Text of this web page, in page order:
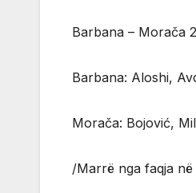
Barbana – Morača
Barbana: Aloshi,
Morača: Bojović,
/Marrë nga faqja